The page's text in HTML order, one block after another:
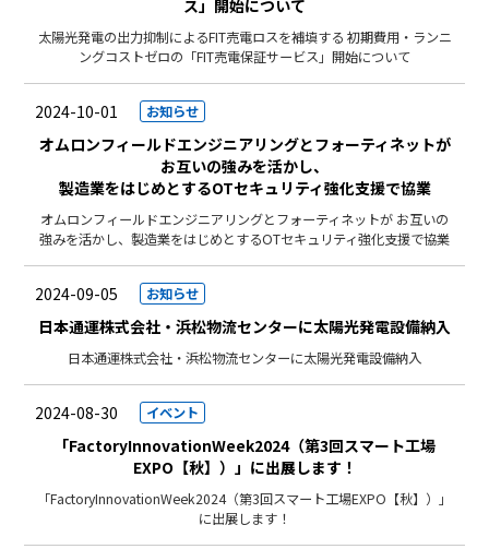
ス」開始について
太陽光発電の出力抑制によるFIT売電ロスを補填する 初期費用・ランニ
ングコストゼロの「FIT売電保証サービス」開始について
2024-10-01 お知らせ
オムロンフィールドエンジニアリングとフォーティネットが
お互いの強みを活かし、
製造業をはじめとするOTセキュリティ強化支援で協業
オムロンフィールドエンジニアリングとフォーティネットが お互いの
強みを活かし、製造業をはじめとするOTセキュリティ強化支援で協業
2024-09-05 お知らせ
日本通運株式会社・浜松物流センターに太陽光発電設備納入
日本通運株式会社・浜松物流センターに太陽光発電設備納入
2024-08-30 イベント
「FactoryInnovationWeek2024（第3回スマート工場
EXPO【秋】）」に出展します！
「FactoryInnovationWeek2024（第3回スマート工場EXPO【秋】）」
に出展します！